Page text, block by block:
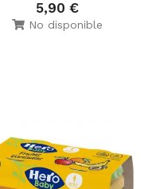
5,90 €
No disponible